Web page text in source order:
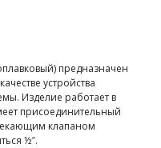
предназначен
устройства
Изделие работает в
присоединительный
клапаном
½″.